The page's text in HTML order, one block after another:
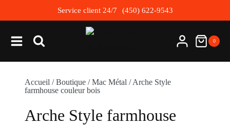
to
content
Service client 24/7 (450) 622-9543
0
Accueil / Boutique / Mac Métal / Arche Style
farmhouse couleur bois
Arche Style farmhouse